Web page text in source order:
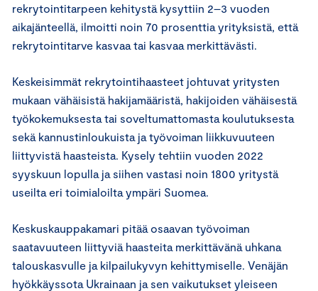
rekrytointitarpeen kehitystä kysyttiin 2–3 vuoden
aikajänteellä, ilmoitti noin 70 prosenttia yrityksistä, että
rekrytointitarve kasvaa tai kasvaa merkittävästi.
Keskeisimmät rekrytointihaasteet johtuvat yritysten
mukaan vähäisistä hakijamääristä, hakijoiden vähäisestä
työkokemuksesta tai soveltumattomasta koulutuksesta
sekä kannustinloukuista ja työvoiman liikkuvuuteen
liittyvistä haasteista. Kysely tehtiin vuoden 2022
syyskuun lopulla ja siihen vastasi noin 1800 yritystä
useilta eri toimialoilta ympäri Suomea.
Keskuskauppakamari pitää osaavan työvoiman
saatavuuteen liittyviä haasteita merkittävänä uhkana
talouskasvulle ja kilpailukyvyn kehittymiselle. Venäjän
hyökkäyssota Ukrainaan ja sen vaikutukset yleiseen